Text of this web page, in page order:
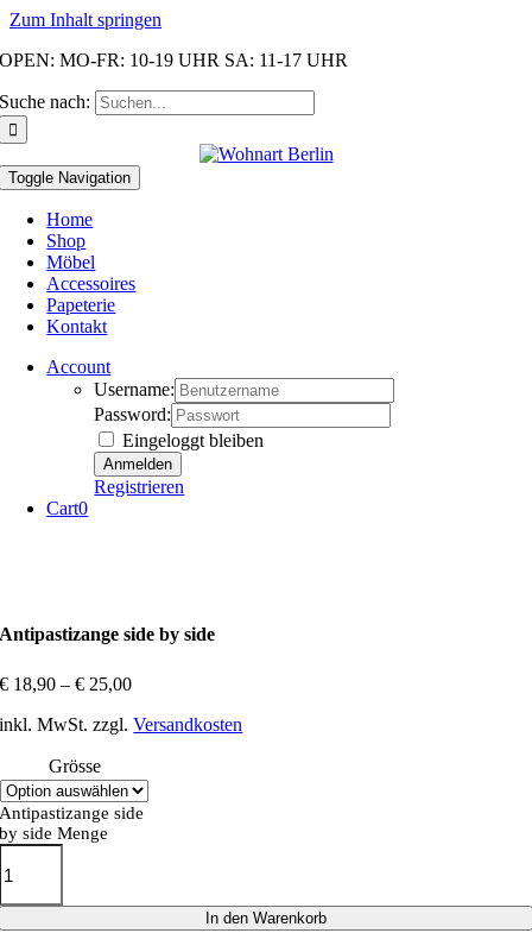
Zum Inhalt springen
OPEN: MO-FR: 10-19 UHR SA: 11-17 UHR
Suche nach:
Toggle Navigation
Home
Shop
Möbel
Accessoires
Papeterie
Kontakt
Account
Username:
Password:
Eingeloggt bleiben
Registrieren
Cart0
Antipastizange side by side
€ 18,90 –€ 25,00
inkl. MwSt. zzgl.Versandkosten
Grösse
Antipastizange side
by side Menge
In den Warenkorb